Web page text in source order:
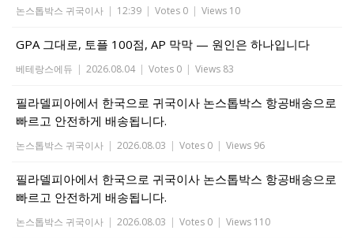
논스톱박스 귀국이사 | 12:39 | Votes 0 | Views 10
GPA 그대로, 토플 100점, AP 막막 — 원인은 하나입니다
베테랑스에듀 | 2026.08.04 | Votes 0 | Views 83
필라델피아에서 한국으로 귀국이사 논스톱박스 항공배송으로
빠르고 안전하게 배송됩니다.
논스톱박스 귀국이사 | 2026.08.03 | Votes 0 | Views 96
필라델피아에서 한국으로 귀국이사 논스톱박스 항공배송으로
빠르고 안전하게 배송됩니다.
논스톱박스 귀국이사 | 2026.08.03 | Votes 0 | Views 110